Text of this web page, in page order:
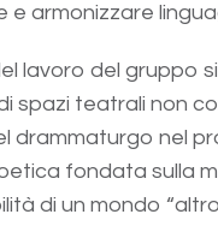
e armonizzare
lavoro del gruppo
spazi teatrali non
drammaturgo nel
fondata sulla
di un mondo